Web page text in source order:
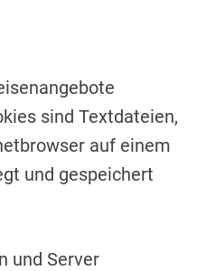
sind Textdateien,
auf einem
und gespeichert
und Server